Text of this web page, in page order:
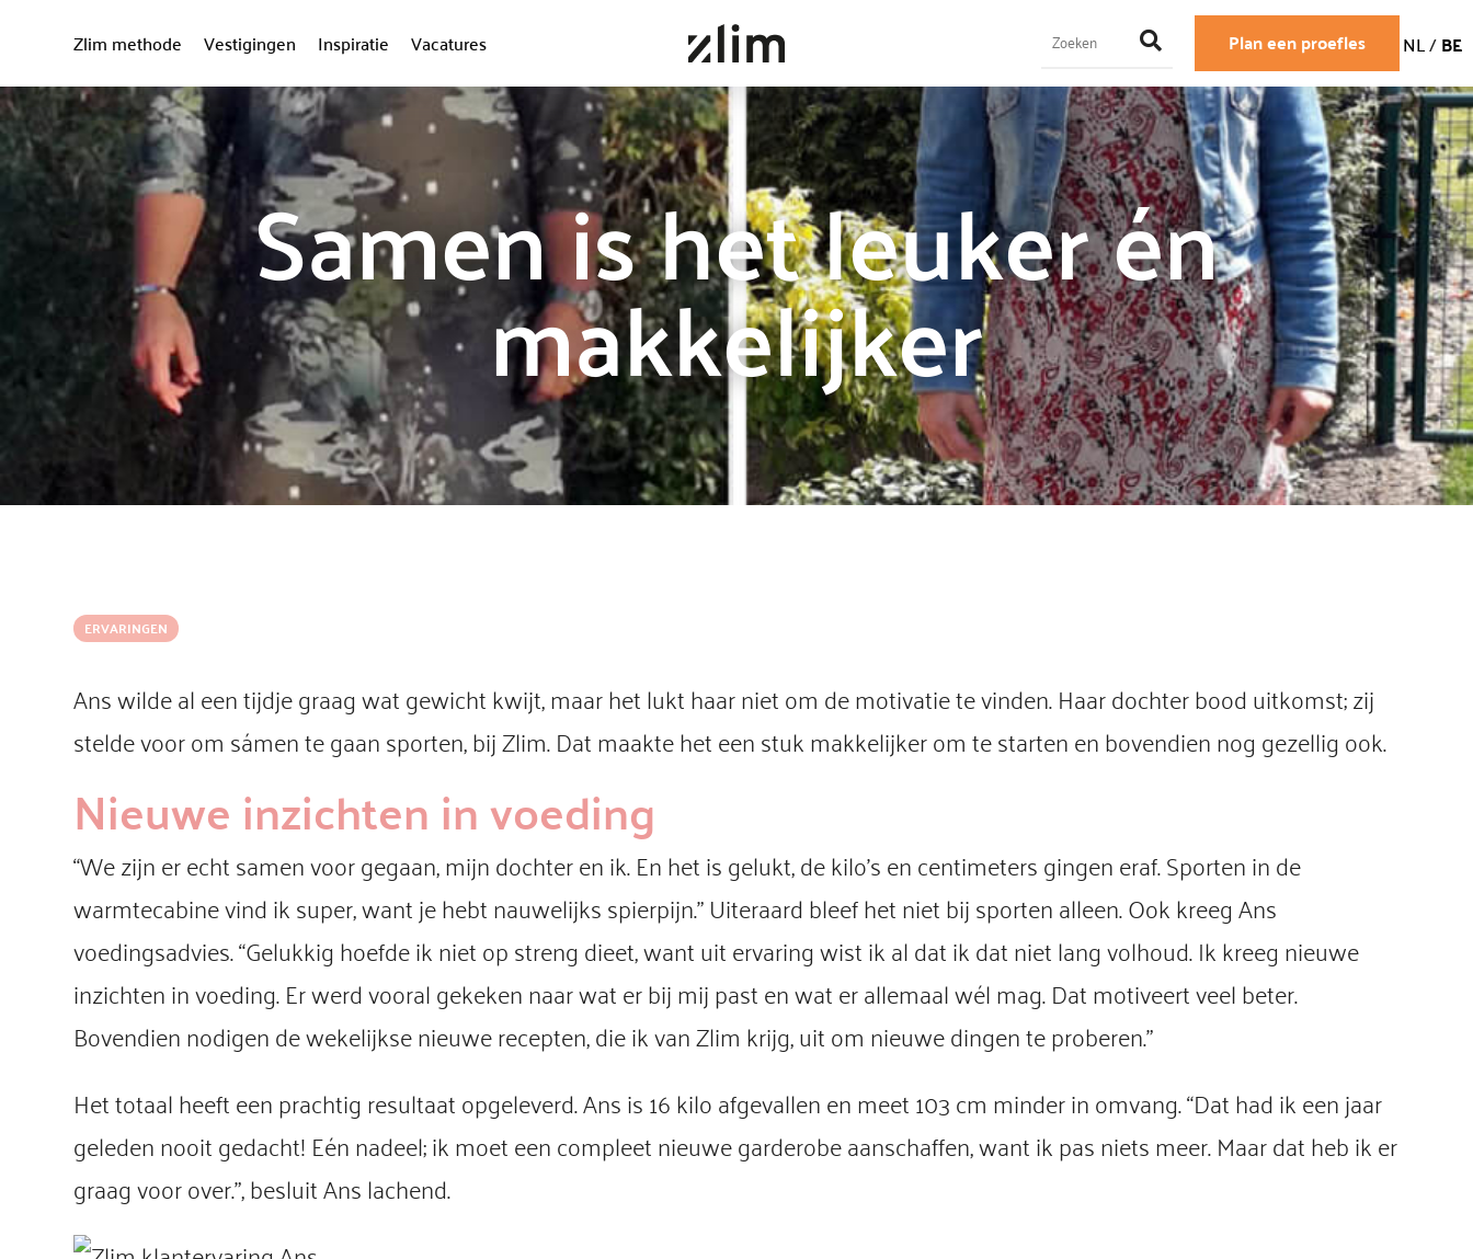
Zlim methode Vestigingen Inspiratie Vacatures Plan een proefles NL/BE
Samen is het leuker én
makkelijker
ERVARINGEN
Ans wilde al een tijdje graag wat gewicht kwijt, maar het lukt haar niet om de motivatie te vinden. Haar dochter bood uitkomst; zij
stelde voor om sámen te gaan sporten, bij Zlim. Dat maakte het een stuk makkelijker om te starten en bovendien nog gezellig ook.
Nieuwe inzichten in voeding
“We zijn er echt samen voor gegaan, mijn dochter en ik. En het is gelukt, de kilo’s en centimeters gingen eraf. Sporten in de
warmtecabine vind ik super, want je hebt nauwelijks spierpijn.” Uiteraard bleef het niet bij sporten alleen. Ook kreeg Ans
voedingsadvies. “Gelukkig hoefde ik niet op streng dieet, want uit ervaring wist ik al dat ik dat niet lang volhoud. Ik kreeg nieuwe
inzichten in voeding. Er werd vooral gekeken naar wat er bij mij past en wat er allemaal wél mag. Dat motiveert veel beter.
Bovendien nodigen de wekelijkse nieuwe recepten, die ik van Zlim krijg, uit om nieuwe dingen te proberen.”
Het totaal heeft een prachtig resultaat opgeleverd. Ans is 16 kilo afgevallen en meet 103 cm minder in omvang. “Dat had ik een jaar
geleden nooit gedacht! Eén nadeel; ik moet een compleet nieuwe garderobe aanschaffen, want ik pas niets meer. Maar dat heb ik er
graag voor over.”, besluit Ans lachend.